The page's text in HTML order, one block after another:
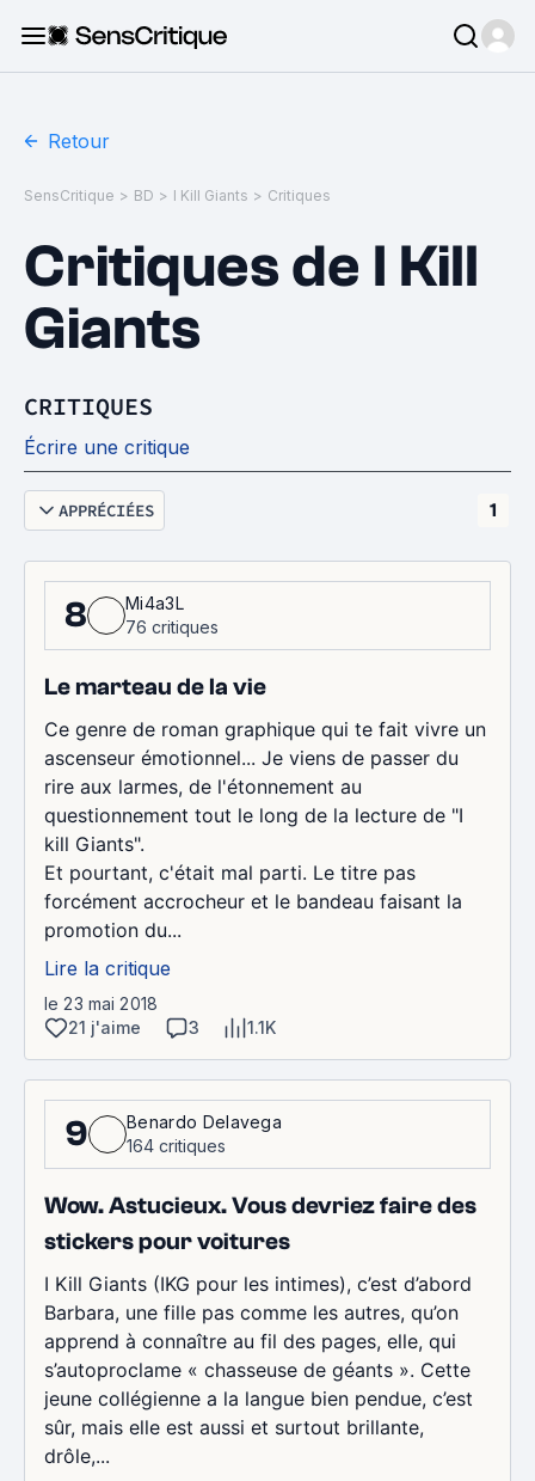
Retour
SensCritique > BD > I Kill Giants > Critiques
Critiques de I Kill
Giants
CRITIQUES
Écrire une critique
APPRÉCIÉES 1
8
Mi4a3L
76 critiques
Le marteau de la vie
Ce genre de roman graphique qui te fait vivre un
ascenseur émotionnel... Je viens de passer du
rire aux larmes, de l'étonnement au
questionnement tout le long de la lecture de "I
kill Giants".
Et pourtant, c'était mal parti. Le titre pas
forcément accrocheur et le bandeau faisant la
promotion du...
Lire la critique
le 23 mai 2018
21 j'aime
3 1.1K
9
Benardo Delavega
164 critiques
Wow. Astucieux. Vous devriez faire des
stickers pour voitures
I Kill Giants (IKG pour les intimes), c’est d’abord
Barbara, une fille pas comme les autres, qu’on
apprend à connaître au fil des pages, elle, qui
s’autoproclame « chasseuse de géants ». Cette
jeune collégienne a la langue bien pendue, c’est
sûr, mais elle est aussi et surtout brillante,
drôle,...